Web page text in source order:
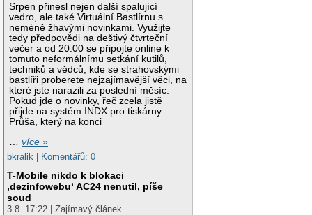
Srpen přinesl nejen další spalující
vedro, ale také Virtuální Bastlírnu s
neméně žhavými novinkami. Využijte
tedy předpovědi na deštivý čtvrteční
večer a od 20:00 se připojte online k
tomuto neformálnímu setkání kutilů,
techniků a vědců, kde se strahovskými
bastlíři proberete nejzajímavější věci, na
které jste narazili za poslední měsíc.
Pokud jde o novinky, řeč zcela jistě
přijde na systém INDX pro tiskárny
Průša, který na konci
…více »
bkralik
Komentářů: 0
T-Mobile nikdo k blokaci
‚dezinfowebu‘ AC24 nenutil, píše
soud
3.8. 17:22 | Zajímavý článek